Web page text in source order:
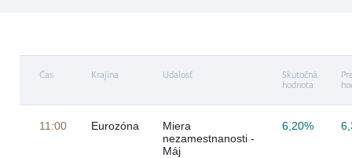
Čas Krajina Udalosť
Skutočná
hodnota
11:00 Eurozóna
Miera
nezamestnanosti -
Máj
6,20%